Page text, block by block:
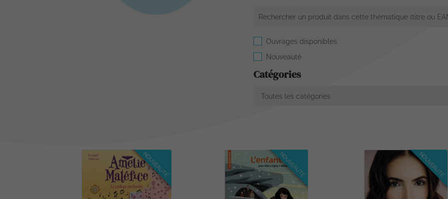
Ouvrages disponibles
Nouveauté
Catégories
Toutes les catégories
NOUVEAUTÉ NOUVEAUTÉ NOUVEAUTÉ